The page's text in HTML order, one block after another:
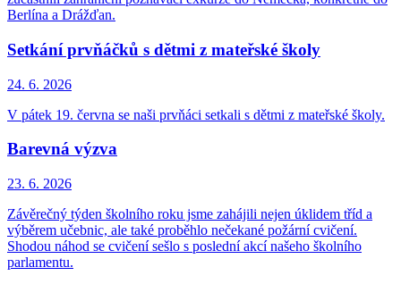
Berlína a Drážďan.
Setkání prvňáčků s dětmi z mateřské školy
24. 6. 2026
V pátek 19. června se naši prvňáci setkali s dětmi z mateřské školy.
Barevná výzva
23. 6. 2026
Závěrečný týden školního roku jsme zahájili nejen úklidem tříd a
výběrem učebnic, ale také proběhlo nečekané požární cvičení.
Shodou náhod se cvičení sešlo s poslední akcí našeho školního
parlamentu.